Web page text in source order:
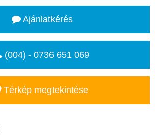
Ajánlatkérés
(004) - 0736 651 069
Térkép megtekintése